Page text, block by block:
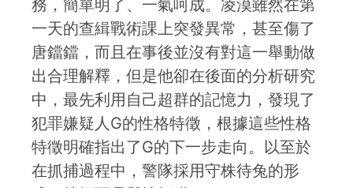
務，簡單明了、一氣呵成。凌漠雖然在第
一天的查緝戰術課上突發異常，甚至傷了
唐鐺鐺，而且在事後並沒有對這一舉動做
出合理解釋，但是他卻在後面的分析研究
中，最先利用自己超群的記憶力，發現了
犯罪嫌疑人G的性格特徵，根據這些性格
特徵明確指出了G的下一步走向。以至於
在抓捕過程中，警隊採用守株待兔的形